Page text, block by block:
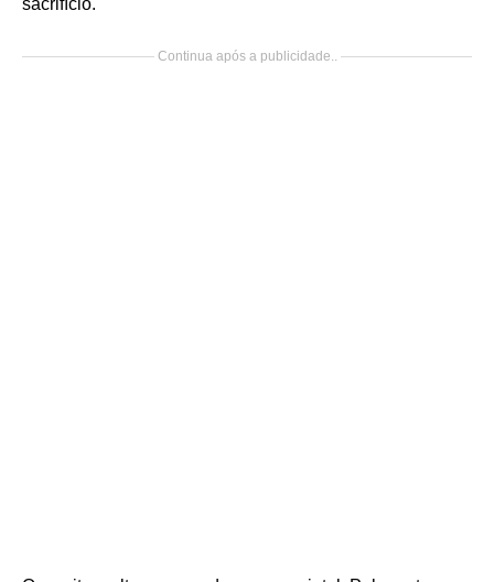
sacrifício.
Continua após a publicidade..